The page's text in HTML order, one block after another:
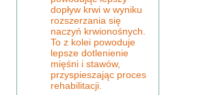
dopływ krwi w wyniku
rozszerzania się
naczyń krwionośnych.
To z kolei powoduje
lepsze dotlenienie
mięśni i stawów,
przyspieszając proces
rehabilitacji.